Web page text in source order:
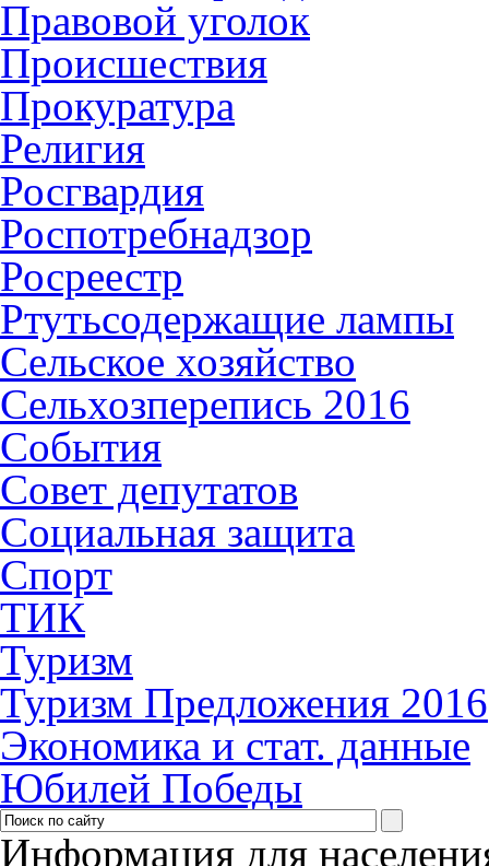
Правовой уголок
Происшествия
Прокуратура
Религия
Росгвардия
Роспотребнадзор
Росреестр
Ртутьсодержащие лампы
Сельское хозяйство
Сельхозперепись 2016
События
Совет депутатов
Социальная защита
Спорт
ТИК
Туризм
Туризм Предложения 2016
Экономика и стат. данные
Юбилей Победы
Информация для